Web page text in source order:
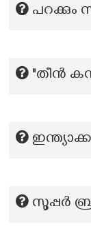
പറക്കും
"തീൻ
സൂപ്പര്‍